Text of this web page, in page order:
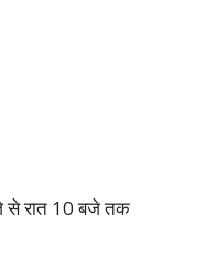
से रात 10 बजे तक